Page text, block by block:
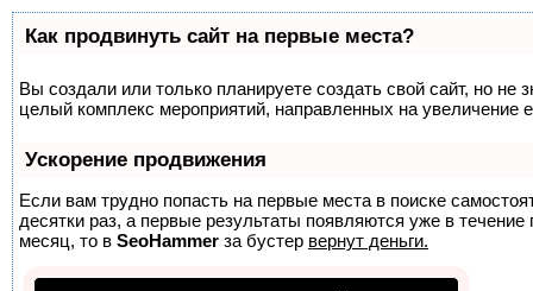
Как продвинуть сайт на первые места?
Вы создали или только планируете создать свой сайт, но не
целый комплекс мероприятий, направленных на увеличение
Ускорение продвижения
Если вам трудно попасть на первые места в поиске
десятки раз, а первые результаты появляются уже в
месяц, то в SeoHammer за бустер вернут деньги.